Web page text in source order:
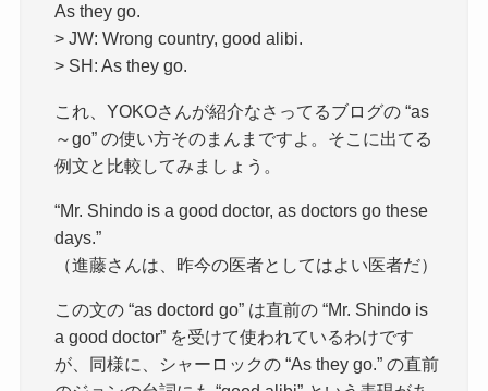
As they go.
> JW: Wrong country, good alibi.
> SH: As they go.
これ、YOKOさんが紹介なさってるブログの “as
～go” の使い方そのまんまですよ。そこに出てる
例文と比較してみましょう。
“Mr. Shindo is a good doctor, as doctors go these
days.”
（進藤さんは、昨今の医者としてはよい医者だ）
この文の “as doctord go” は直前の “Mr. Shindo is
a good doctor” を受けて使われているわけです
が、同様に、シャーロックの “As they go.” の直前